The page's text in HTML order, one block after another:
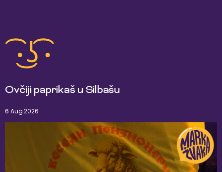
Ovčiji paprikaš u Silbašu
6 Aug 2026